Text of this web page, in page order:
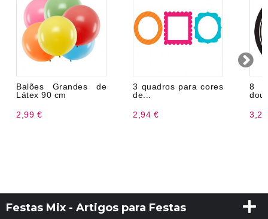
Balões Grandes de
Látex 90 cm
2,99 €
3 quadros para cores
de...
2,94 €
8
Festas Mix - Artigos para Festas